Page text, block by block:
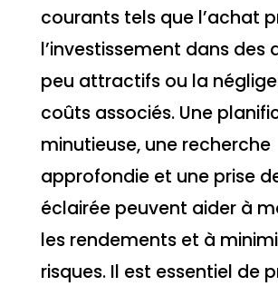
courants tels que l’achat
l’investissement dans des
peu attractifs ou la
coûts associés. Une
minutieuse, une recherche
approfondie et une prise
éclairée peuvent aider à
les rendements et à
risques. Il est essentiel de